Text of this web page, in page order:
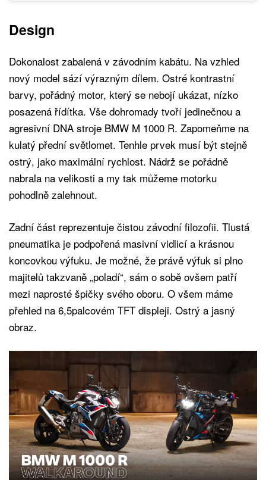
Design
Dokonalost zabalená v závodním kabátu. Na vzhled
nový model sází výrazným dílem. Ostré kontrastní
barvy, pořádný motor, který se nebojí ukázat, nízko
posazená řídítka. Vše dohromady tvoří jedinečnou a
agresivní DNA stroje BMW M 1000 R. Zapomeňme na
kulatý přední světlomet. Tenhle prvek musí být stejně
ostrý, jako maximální rychlost. Nádrž se pořádně
nabrala na velikosti a my tak můžeme motorku
pohodlně zalehnout.
Zadní část reprezentuje čistou závodní filozofii. Tlustá
pneumatika je podpořená masivní vidlicí a krásnou
koncovkou výfuku. Je možné, že právě výfuk si plno
majitelů takzvaně „poladí“, sám o sobě ovšem patří
mezi naprosté špičky svého oboru. O všem máme
přehled na 6,5palcovém TFT displeji. Ostrý a jasný
obraz.